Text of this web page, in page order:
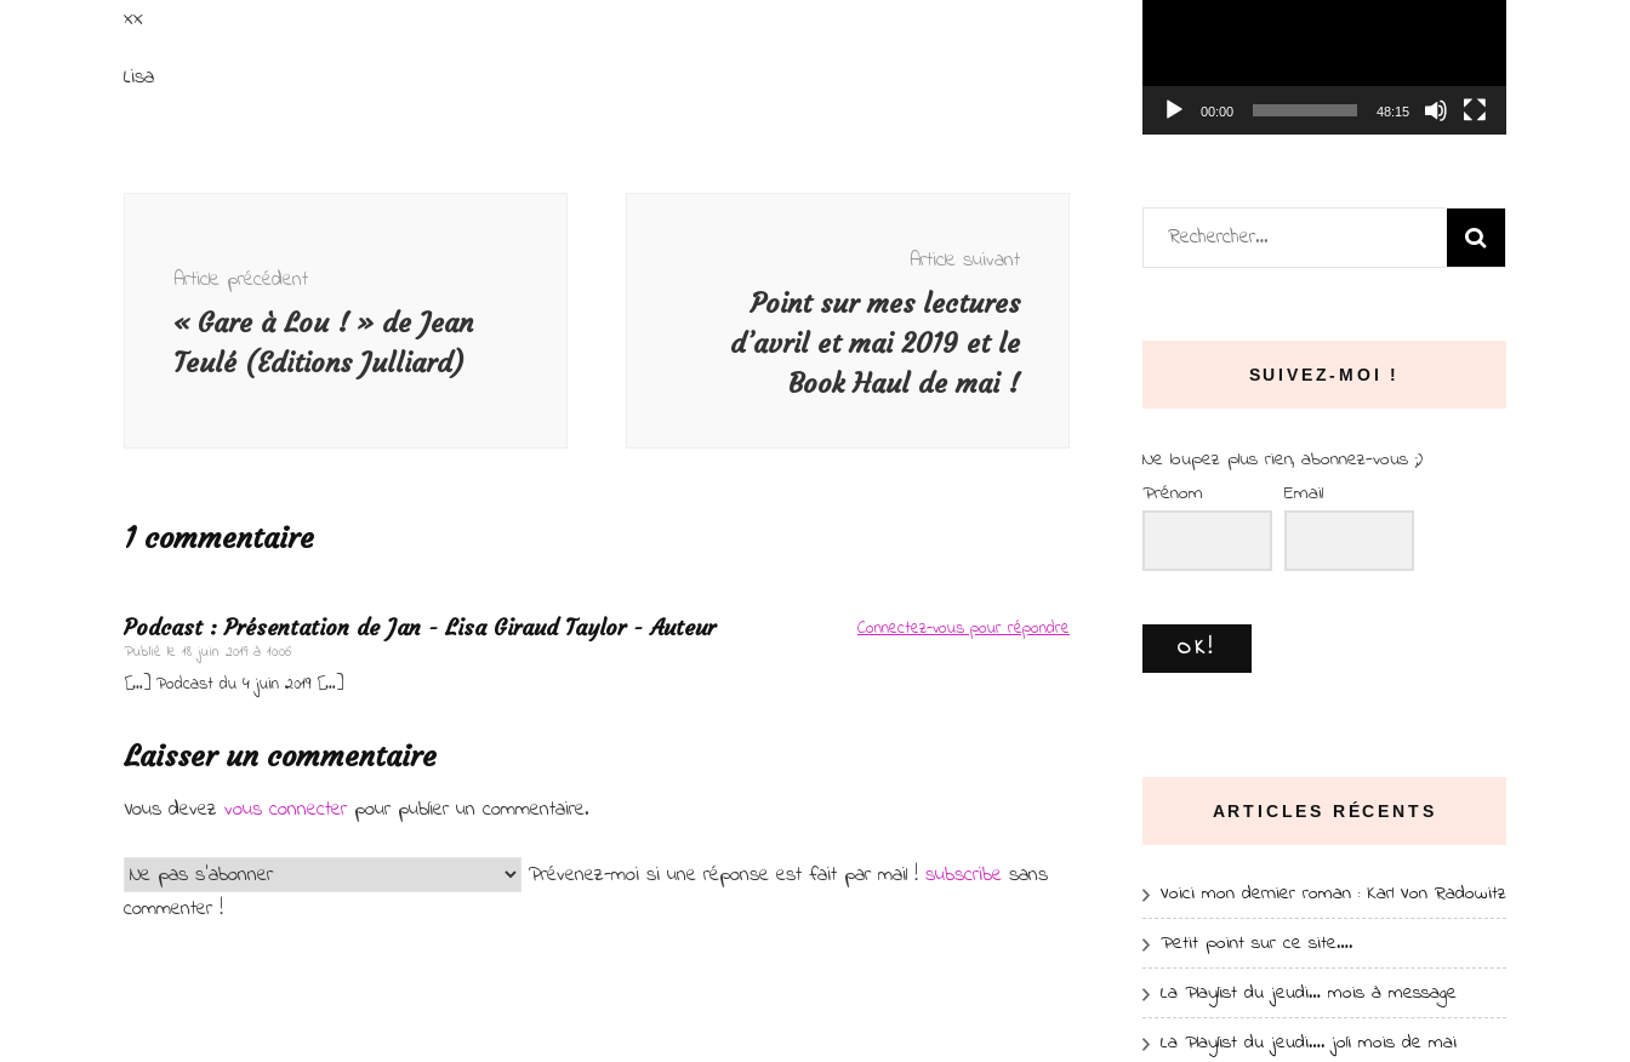
xx
Lisa
Article précédent
« Gare à Lou ! » de Jean
Teulé (Editions Julliard)
Article suivant
Point sur mes lectures
d’avril et mai 2019 et le
Book Haul de mai !
1 commentaire
Podcast : Présentation de Jan - Lisa Giraud Taylor - Auteur
Publié le 18 juin 2019 à 10:06
Connectez-vous pour répondre
[…] Podcast du 4 juin 2019 […]
Laisser un commentaire
Vous devez vous connecterpour publier un commentaire.
Prévenez-moi si une réponse est fait par mail ! subscribe sans
commenter !
00:00 48:15
Rechercher :
SUIVEZ-MOI !
Ne loupez plus rien, abonnez-vous ;)
Prénom
Email
OK!
ARTICLES RÉCENTS
Voici mon dernier roman : Karl Von Radowitz
Petit point sur ce site….
La Playlist du jeudi… mois à message
La Playlist du jeudi…. joli mois de mai